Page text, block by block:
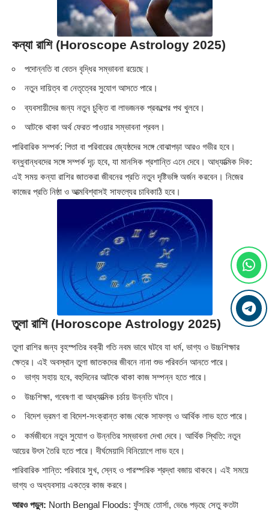
কন্যা রাশি (Horoscope Astrology 2025)
পদোন্নতি বা বেতন বৃদ্ধির সম্ভাবনা রয়েছে।
নতুন দায়িত্ব বা নেতৃত্বের সুযোগ আসতে পারে।
ব্যবসায়ীদের জন্য নতুন চুক্তি বা লাভজনক প্রকল্পের পথ খুলবে।
আটকে থাকা অর্থ ফেরত পাওয়ার সম্ভাবনা প্রবল।
পারিবারিক সম্পর্ক: পিতা বা পরিবারের জ্যেষ্ঠদের সঙ্গে বোঝাপড়া আরও গভীর হবে।
বন্ধুবান্ধবদের সঙ্গে সম্পর্ক দৃঢ় হবে, যা মানসিক প্রশান্তি এনে দেবে। আধ্যাত্মিক দিক:
এই সময় কন্যা রাশির জাতকরা জীবনের প্রতি নতুন দৃষ্টিভঙ্গি অর্জন করবেন। নিজের
কাজের প্রতি নিষ্ঠা ও আত্মবিশ্বাসই সাফল্যের চাবিকাঠি হবে।
তুলা রাশি (Horoscope Astrology 2025)
তুলা রাশির জন্য বৃহস্পতির বক্রী গতি নবম ভাবে ঘটবে যা ধর্ম, ভাগ্য ও উচ্চশিক্ষার
ক্ষেত্র। এই অবস্থান তুলা জাতকদের জীবনে নানা শুভ পরিবর্তন আনতে পারে।
ভাগ্য সহায় হবে, বহুদিনের আটকে থাকা কাজ সম্পন্ন হতে পারে।
উচ্চশিক্ষা, গবেষণা বা আধ্যাত্মিক চর্চায় উন্নতি ঘটবে।
বিদেশ ভ্রমণ বা বিদেশ-সংক্রান্ত কাজ থেকে সাফল্য ও আর্থিক লাভ হতে পারে।
কর্মজীবনে নতুন সুযোগ ও উন্নতির সম্ভাবনা দেখা দেবে। আর্থিক স্থিতি: নতুন
আয়ের উৎস তৈরি হতে পারে। দীর্ঘমেয়াদি বিনিয়োগে লাভ হবে।
পারিবারিক শান্তি: পরিবারে সুখ, স্নেহ ও পারস্পরিক শ্রদ্ধা বজায় থাকবে। এই সময়ে
ভাগ্য ও অধ্যবসায় একত্রে কাজ করবে।
আরও পড়ুন: North Bengal Floods: ফুঁসছে তোর্সা, ভেঙে পড়ছে সেতু কতটা